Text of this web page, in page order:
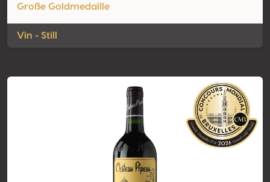
Große Goldmedaille
Vin - Still